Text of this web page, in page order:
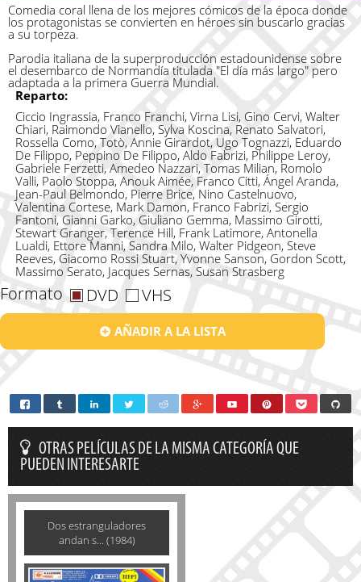
Comedia coral llena de los mejores cómicos de la época donde
los protagonistas se convierten en héroes sin buscarlo gracias
a su torpeza.
Parodia italiana de la superproducción estadounidense sobre
el desembarco de Normandía titulada "El día más largo" pero
adaptada a la primera Guerra Mundial.
Reparto:
Ciccio Ingrassia, Franco Franchi, Virna Lisi, Gino Cervi, Walter
Chiari, Raimondo Vianello, Sylva Koscina, Renato Salvatori,
Rossella Como, Totò, Annie Girardot, Ugo Tognazzi, Eduardo
De Filippo, Peppino De Filippo, Aldo Fabrizi, Philippe Leroy,
Gabriele Ferzetti, Amedeo Nazzari, Tomas Milian, Romolo
Valli, Paolo Stoppa, Anouk Aimée, Franco Citti, Ángel Aranda,
Jean-Paul Belmondo, Pierre Brice, Nino Castelnuovo,
Valentina Cortese, Mark Damon, Franco Fabrizi, Sergio
Fantoni, Gianni Garko, Giuliano Gemma, Massimo Girotti,
Stewart Granger, Terence Hill, Frank Latimore, Antonella
Lualdi, Ettore Manni, Sandra Milo, Walter Pidgeon, Steve
Reeves, Giacomo Rossi Stuart, Yvonne Sanson, Gordon Scott,
Massimo Serato, Jacques Sernas, Susan Strasberg
Formato DVD VHS
AÑADIR A LA LISTA
OTRAS PELÍCULAS DE LA MISMA CATEGORÍA QUE
PUEDEN INTERESARTE
Dos estranguladores
andan s... (1984)